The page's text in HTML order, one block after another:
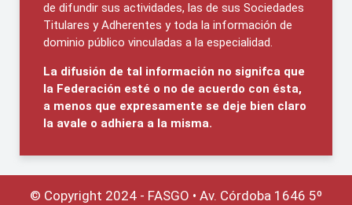
de difundir sus actividades, las de sus Sociedades
Titulares y Adherentes y toda la información de
dominio público vinculadas a la especialidad.
La difusión de tal información no signifca que
la Federación esté o no de acuerdo con ésta,
a menos que expresamente se deje bien claro
la avale o adhiera a la misma.
© Copyright 2024 - FASGO • Av. Córdoba 1646 5º